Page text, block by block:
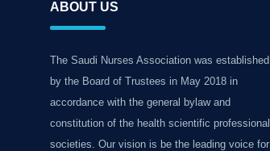
ABOUT US
The Saudi Nurses Association was established
by the Board of Trustees in May 2018 in
accordance with the general bylaw and
constitution of the health scientific professional
societies. Our vision is be the leading voice for